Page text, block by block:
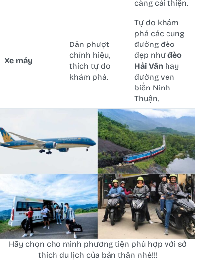
càng cải thiện.
Xe máy
Dân phượt
chính hiệu,
thích tự do
khám phá.
Tự do khám
phá các cung
đường đèo
đẹp như đèo
Hải Vân hay
đường ven
biển Ninh
Thuận.
Hãy chọn cho mình phương tiện phù hợp với sở
thích du lịch của bản thân nhé!!!